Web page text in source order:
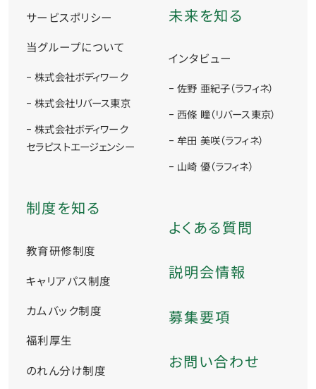
サービスポリシー
当グループについて
- 株式会社ボディワーク
- 株式会社リバース東京
- 株式会社ボディワーク
セラピストエージェンシー
制度を知る
教育研修制度
キャリアパス制度
カムバック制度
福利厚生
のれん分け制度
未来を知る
インタビュー
- 佐野 亜紀子（ラフィネ）
- 西條 瞳（リバース東京）
- 牟田 美咲（ラフィネ）
- 山崎 優（ラフィネ）
よくある質問
説明会情報
募集要項
お問い合わせ